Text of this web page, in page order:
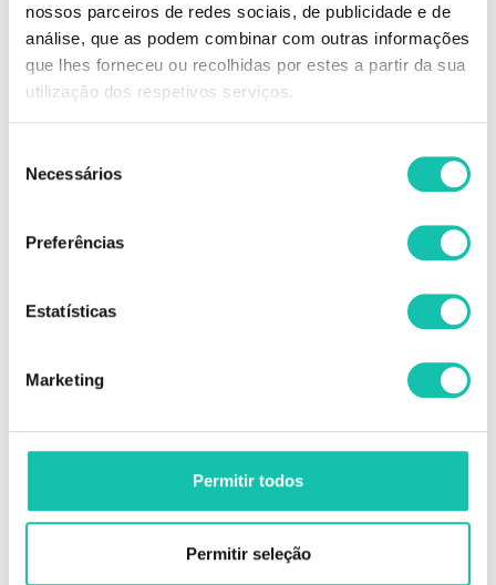
nossos parceiros de redes sociais, de publicidade e de
análise, que as podem combinar com outras informações
que lhes forneceu ou recolhidas por estes a partir da sua
utilização dos respetivos serviços.
Necessários
Preferências
Estatísticas
Marketing
Permitir todos
Permitir seleção